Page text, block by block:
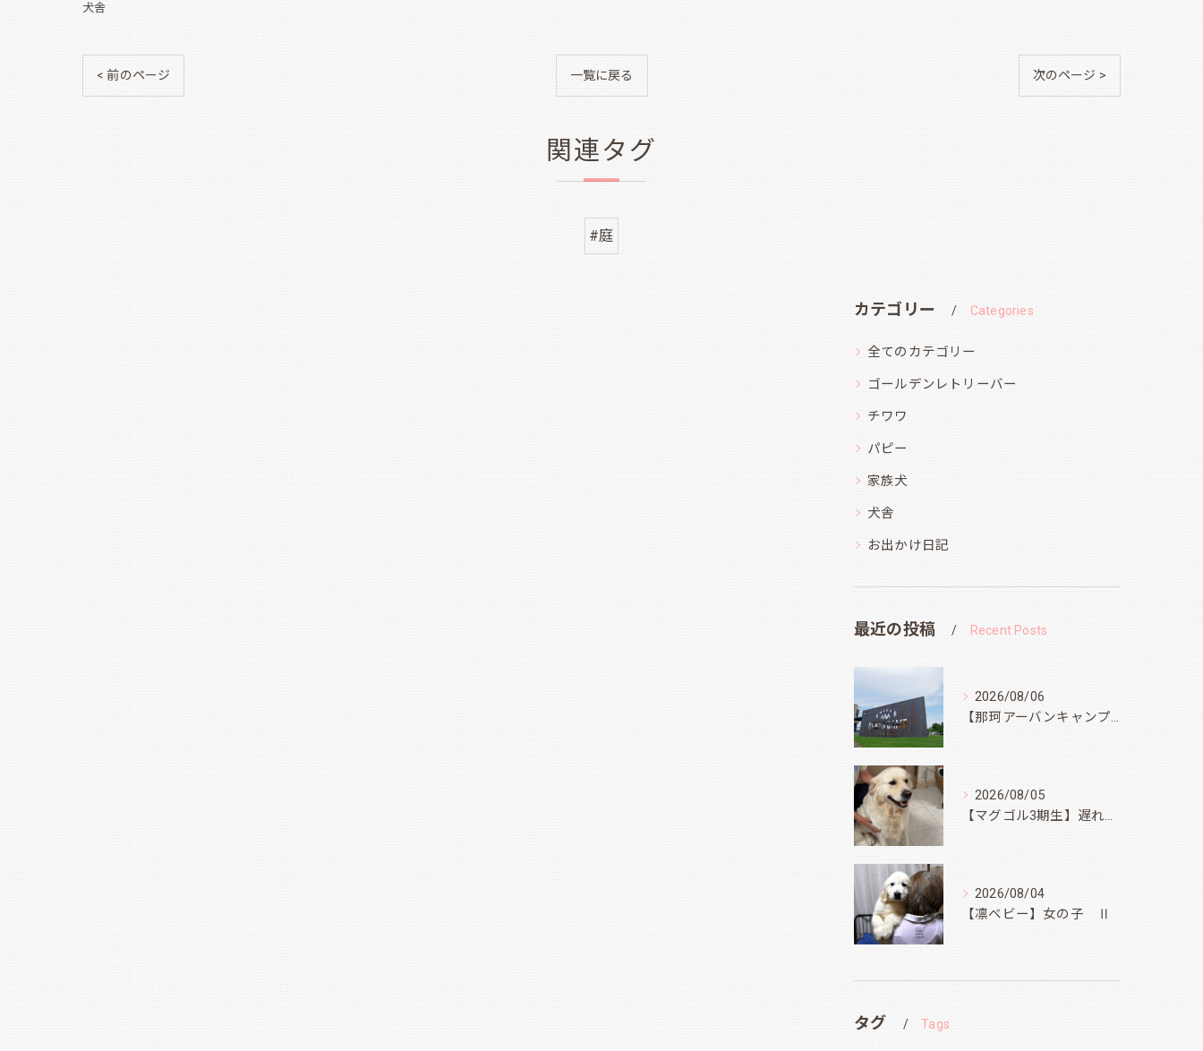
犬舎
< 前のページ 一覧に戻る 次のページ >
関連タグ
#庭
カテゴリー Categories
全てのカテゴリー
ゴールデンレトリーバー
チワワ
パピー
家族犬
犬舎
お出かけ日記
最近の投稿 Recent Posts
2026/08/06
【那珂アーバンキャンプフィールド】
2026/08/05
【マグゴル3期生】遅ればせながら
2026/08/04
【凛ベビー】女の子 Ⅱ
タグ Tags